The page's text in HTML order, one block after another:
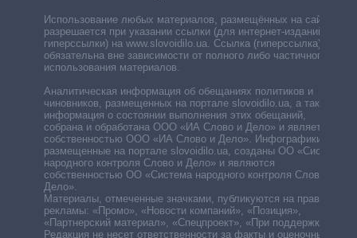
Использование любых материалов, размещённых на сайте,
разрешается при указании ссылки (для интернет-изданий —
гиперссылки) на www.slovoidilo.ua. Ссылка (гиперссылка)
обязательна вне зависимости от полного либо частичного
использования материалов.
Аналитическая информация об обещаниях политиков и
чиновников, размещенных на портале slovoidilo.ua, а также
информация о состоянии выполнения этих обещаний,
собрана и обработана ООО «ИА Слово и Дело» и является
собственностью ООО «ИА Слово и Дело». Инфографики,
размещенные на портале slovoidilo.ua, созданы ОО «Система
народного контроля Слово и Дело» и являются
собственностью ОО «Система народного контроля Слово и
Дело».
Материалы, отмеченные значками, публикуются на правах
рекламы: «Промо», «Новости компаний», «Позиция»,
«Партнерский материал», «Спецпроект», «При поддержке».
Редакция не несет ответственности за факты и оценочные